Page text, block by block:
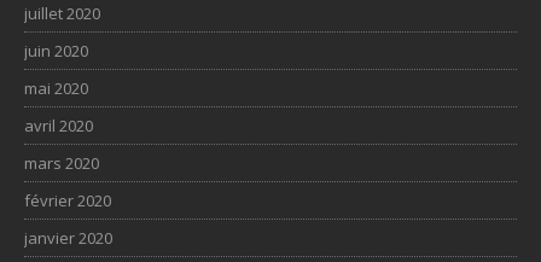
juillet 2020
juin 2020
mai 2020
avril 2020
mars 2020
février 2020
janvier 2020